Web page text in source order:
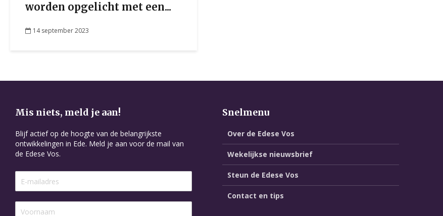
worden opgelicht met een...
14 september 2023
Mis niets, meld je aan!
Blijf actief op de hoogte van de belangrijkste
ontwikkelingen in Ede. Meld je aan voor de mail van
de Edese Vos.
Snelmenu
Over de Edese Vos
Wekelijkse nieuwsbrief
Steun de Edese Vos
Contact en tips